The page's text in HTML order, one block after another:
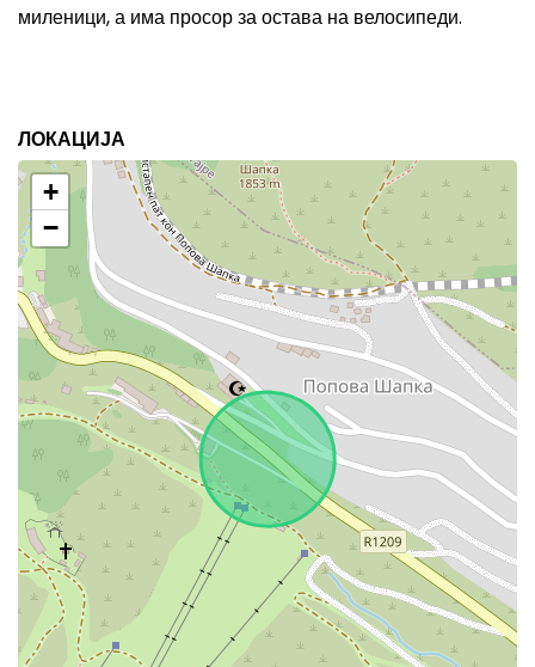
миленици, а има просор за остава на велосипеди.
ЛОКАЦИЈА
+
−